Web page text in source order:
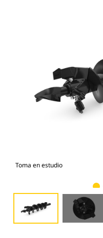
Toma en estudio